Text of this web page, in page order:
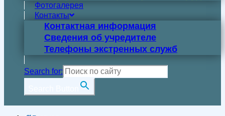
Фотогалерея
Контакты
Контактная информация
Сведения об учредителе
Телефоны экстренных служб
Search for: